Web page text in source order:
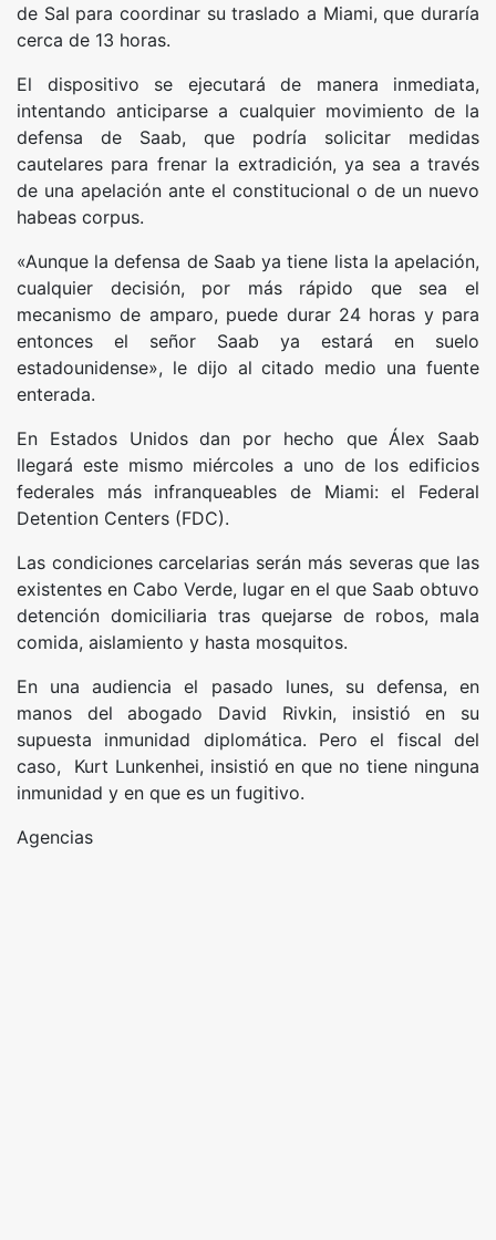
de Sal para coordinar su traslado a Miami, que duraría
cerca de 13 horas.
El dispositivo se ejecutará de manera inmediata,
intentando anticiparse a cualquier movimiento de la
defensa de Saab, que podría solicitar medidas
cautelares para frenar la extradición, ya sea a través
de una apelación ante el constitucional o de un nuevo
habeas corpus.
«Aunque la defensa de Saab ya tiene lista la apelación,
cualquier decisión, por más rápido que sea el
mecanismo de amparo, puede durar 24 horas y para
entonces el señor Saab ya estará en suelo
estadounidense», le dijo al citado medio una fuente
enterada.
En Estados Unidos dan por hecho que Álex Saab
llegará este mismo miércoles a uno de los edificios
federales más infranqueables de Miami: el Federal
Detention Centers (FDC).
Las condiciones carcelarias serán más severas que las
existentes en Cabo Verde, lugar en el que Saab obtuvo
detención domiciliaria tras quejarse de robos, mala
comida, aislamiento y hasta mosquitos.
En una audiencia el pasado lunes, su defensa, en
manos del abogado David Rivkin, insistió en su
supuesta inmunidad diplomática. Pero el fiscal del
caso, Kurt Lunkenhei, insistió en que no tiene ninguna
inmunidad y en que es un fugitivo.
Agencias